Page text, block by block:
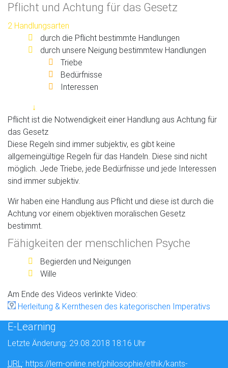
Pflicht und Achtung für das Gesetz
2 Handlungsarten
durch die Pflicht bestimmte Handlungen
durch unsere Neigung bestimmtew Handlungen
Triebe
Bedürfnisse
Interessen
↓
Pflicht ist die Notwendigkeit einer Handlung aus Achtung für
das Gesetz
Diese Regeln sind immer subjektiv, es gibt keine
allgemeingültige Regeln für das Handeln. Diese sind nicht
möglich. Jede Triebe, jede Bedürfnisse und jede Interessen
sind immer subjektiv.
Wir haben eine Handlung aus Pflicht und diese ist durch die
Achtung vor einem objektiven moralischen Gesetz
bestimmt.
Fähigkeiten der menschlichen Psyche
Begierden und Neigungen
Wille
Am Ende des Videos verlinkte Video:
Herleitung & Kernthesen des kategorischen Imperativs
E-Learning
Letzte Änderung: 29.08.2018 18:16 Uhr
URL: https://lern-online.net/philosophie/ethik/kants-